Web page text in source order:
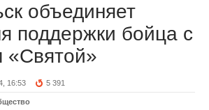
объединяет
поддержки бойца с
«Святой»
16:53 5 391